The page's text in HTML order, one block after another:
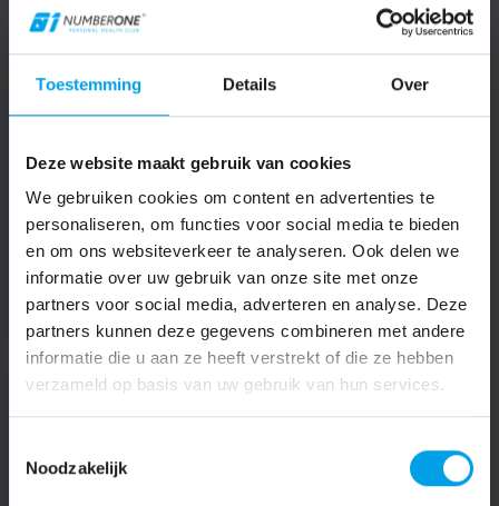
Toestemming Details Over
Deze website maakt gebruik van cookies
We gebruiken cookies om content en advertenties te
personaliseren, om functies voor social media te bieden
en om ons websiteverkeer te analyseren. Ook delen we
informatie over uw gebruik van onze site met onze
partners voor social media, adverteren en analyse. Deze
partners kunnen deze gegevens combineren met andere
informatie die u aan ze heeft verstrekt of die ze hebben
verzameld op basis van uw gebruik van hun services.
Noodzakelijk
BODYTEC EMS TRAINING
Weinig tijd?
spiergroepen tegelijkertijd getraind
worden d.m.v. elektro spier stimulatie.
LEES MEER
DUO TRAINING